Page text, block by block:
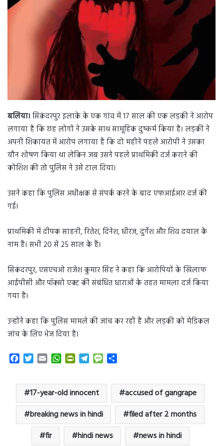
e
m
a
i
बलिया। सिकंदरपुर इलाके के एक गांव में 17 साल की एक लड़की ने आरोप
लगाया है कि छह लोगों ने उसके साथ सामूहिक दुष्कर्म किया है। लड़की ने
अपनी शिकायत में आरोप लगाया है कि दो महीने पहले आरोपी ने उसका
यौन शोषण किया था लेकिन जब उसने पहले प्राथमिकी दर्ज कराने की
कोशिश की तो पुलिस ने उसे टाल दिया।
उसने कहा कि पुलिस अधीक्षक से संपर्क करने के बाद एफआईआर दर्ज की
गई।
प्राथमिकी में दीपक साहनी, रितेश, दिनेश, धीरज, दुर्गेश और शिव दयाल के
नाम हैं। सभी 20 से 25 साल के हैं।
सिकंदरपुर, एसएचओ राजेश कुमार सिंह ने कहा कि आरोपियों के खिलाफ
आईपीसी और पॉक्सो एक्ट की संबंधित धाराओं के तहत मामला दर्ज किया
गया है।
उन्होंने कहा कि पुलिस मामले की जांच कर रही है और लड़की को मेडिकल
जांच के लिए भेज दिया है।
e
o
k
T
t
t
e
r
i
l
W
t
s
A
p
p
P
n
t
F
r
i
e
T
e
g
r
a
m
M
s
g
r
e
17-year-old innocent
accused of gangrape
breaking news in hindi
filed after 2 months
fir
hindi news news in hindi